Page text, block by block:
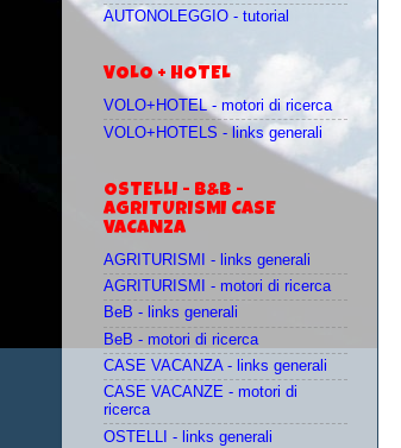
AUTONOLEGGIO - tutorial
VOLO + HOTEL
VOLO+HOTEL - motori di ricerca
VOLO+HOTELS - links generali
OSTELLI - B&B -
AGRITURISMI CASE
VACANZA
AGRITURISMI - links generali
AGRITURISMI - motori di ricerca
BeB - links generali
BeB - motori di ricerca
CASE VACANZA - links generali
CASE VACANZE - motori di
ricerca
OSTELLI - links generali